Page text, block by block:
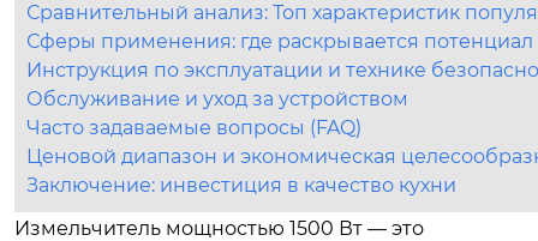
Сравнительный анализ: Топ характеристик
Сферы применения: где раскрывается потенциал
Инструкция по эксплуатации и технике
Обслуживание и уход за устройством
Часто задаваемые вопросы (FAQ)
Ценовой диапазон и экономическая
Заключение: инвестиция в качество кухни
Измельчитель мощностью 1500 Вт — это